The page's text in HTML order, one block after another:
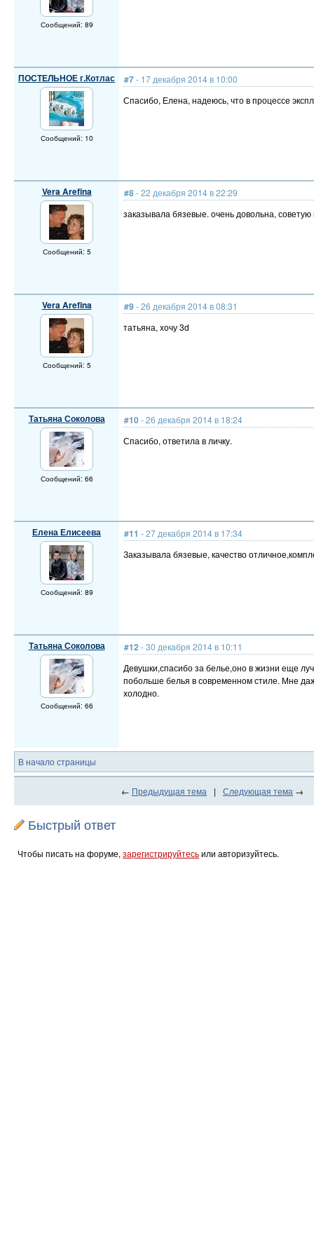
Сообщений: 89
ПОСТЕЛЬНОЕ г.Котлас
Сообщений: 10
#7- 17 декабря 2014 в 10:00
Спасибо, Елена, надеюсь, что в процессе
Vera Arefina
Сообщений: 5
#8- 22 декабря 2014 в 22:29
заказывала бязевые. очень довольна,
Vera Arefina
Сообщений: 5
#9- 26 декабря 2014 в 08:31
татьяна, хочу 3d
Татьяна Соколова
Сообщений: 66
#10- 26 декабря 2014 в 18:24
Спасибо, ответила в личку.
Елена Елисеева
Сообщений: 89
#11 - 27 декабря 2014 в 17:34
Заказывала бязевые, качество
Татьяна Соколова
Сообщений: 66
#12 - 30 декабря 2014 в 10:11
Девушки,спасибо за белье,оно в жизни еще
побольше белья в современном стиле. Мне
холодно.
В начало страницы
← Предыдущая тема | Следующая тема →
Быстрый ответ
Чтобы писать на форуме, зарегистрируйтесьили авторизуйтесь.